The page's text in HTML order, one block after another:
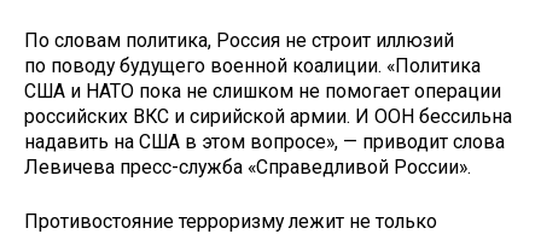
По словам политика, Россия не строит иллюзий
по поводу будущего военной коалиции. «Политика
США и НАТО пока не слишком не помогает операции
российских ВКС и сирийской армии. И ООН бессильна
надавить на США в этом вопросе», — приводит слова
Левичева пресс-служба «Справедливой России».
Противостояние терроризму лежит не только